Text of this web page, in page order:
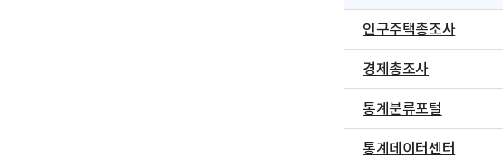
인구주택총조사
경제총조사
통계분류포털
통계데이터센터